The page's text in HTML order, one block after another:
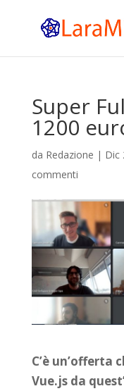
Super
1200
da Redazione | Dic
commenti
C’è un’offerta
Vue.js da